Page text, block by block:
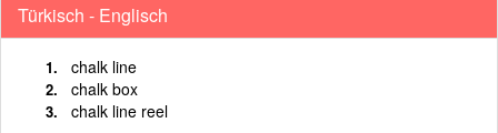
Türkisch - Englisch
chalk line
chalk box
chalk line reel